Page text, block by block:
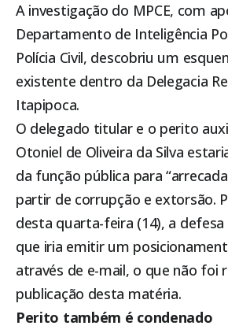
A investigação do MPCE, com
Departamento de Inteligência
Polícia Civil, descobriu um
existente dentro da Delegacia
Itapipoca.
O delegado titular e o perito
Otoniel de Oliveira da Silva
da função pública para
partir de corrupção e extorsão.
desta quarta-feira (14), a
que iria emitir um
através de e-mail, o que não foi
publicação desta matéria.
Perito também é condenado